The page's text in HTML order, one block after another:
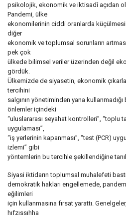
psikolojik, ekonomik ve iktisadî açıdan
Pandemi, ülke
ekonomilerinin ciddi oranlarda
diğer
ekonomik ve toplumsal sorunların
pek çok
ülkede bilimsel veriler üzerinden değil
gördük.
Ülkemizde de siyasetin, ekonomik
tercihini
salgının yönetiminden yana kullanmadığı
önlemler içindeki
“uluslararası seyahat kontrolleri”, “toplu
uygulaması”,
“iş yerlerinin kapanması”, “test (PCR)
izlemi” gibi
yöntemlerin bu tercihle şekillendiğine
Siyasi iktidarın toplumsal muhalefeti
demokratik hakları engellemede,
eğilimleri
için kullanmasına fırsat yarattı.
hıfzıssıhha